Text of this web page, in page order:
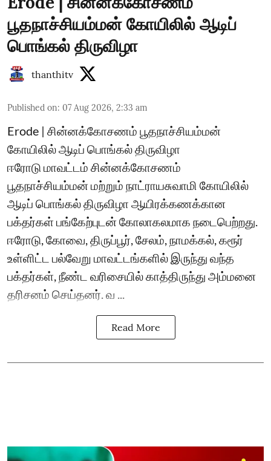
பூதநாச்சியம்மன் கோயிலில் ஆடிப்
பொங்கல் திருவிழா
thanthitv
Published on: 07 Aug 2026, 2:33 am
Erode | சின்னக்கோசணம் பூதநாச்சியம்மன்
கோயிலில் ஆடிப் பொங்கல் திருவிழா
ஈரோடு மாவட்டம் சின்னக்கோசணம்
பூதநாச்சியம்மன் மற்றும் நாட்ராயசுவாமி கோயிலில்
ஆடிப் பொங்கல் திருவிழா ஆயிரக்கணக்கான
பக்தர்கள் பங்கேற்புடன் கோலாகலமாக நடைபெற்றது.
ஈரோடு, கோவை, திருப்பூர், சேலம், நாமக்கல், கரூர்
உள்ளிட்ட பல்வேறு மாவட்டங்களில் இருந்து வந்த
பக்தர்கள், நீண்ட வரிசையில் காத்திருந்து அம்மனை
தரிசனம் செய்தனர். வ ...
Read More